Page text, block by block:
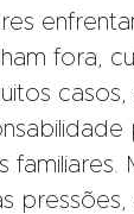
fora,
casos,
familiares.
pressões,